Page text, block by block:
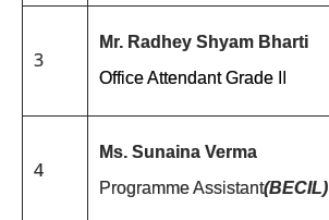
3
Mr. Radhey Shyam Bharti
Office Attendant Grade II
4
Ms. Sunaina Verma
Programme Assistant(BECIL)